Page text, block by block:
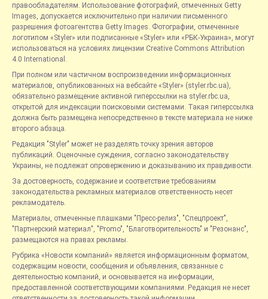
правообладателям. Использование фотографий, отмеченных Getty
Images, допускается исключительно при наличии письменного
разрешения фотоагентства Getty Images. Фотографии, отмеченные
логотипом «Styler» или подписанные «Styler» или «РБК-Украина», могут
использоваться на условиях лицензии Creative Commons Attribution
4.0 International.
При полном или частичном воспроизведении информационных
материалов, опубликованных на вебсайте «Styler» (styler.rbc.ua),
обязательно размещение активной гиперссылки на styler.rbc.ua,
открытой для индексации поисковыми системами. Такая гиперссылка
должна быть размещена непосредственно в тексте материала не ниже
второго абзаца.
Редакция "Styler" может не разделять точку зрения авторов
публикаций. Оценочные суждения, согласно законодательству
Украины, не подлежат опровержению и доказыванию их правдивости.
За достоверность, содержание и соответствие требованиям
законодательства рекламных материалов ответственность несет
рекламодатель.
Материалы, отмеченные плашками "Пресс-релиз", "Спецпроект",
"Партнерский материал", "Promo", "Благотворительность" и "Резонанс",
размещаются на правах рекламы.
Рубрика «Новости компаний» является информационным форматом,
содержащим новости, сообщения и объявления, связанные с
деятельностью компаний, и основывается на информации,
предоставленной соответствующими компаниями. Редакция не несет